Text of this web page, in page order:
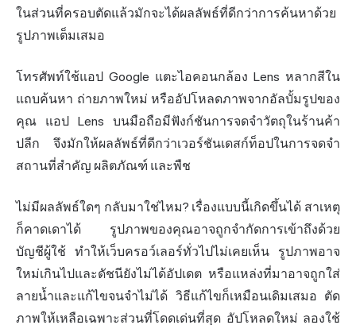
ในส่วนที่ครอบตัดแล้วมักจะได้ผลลัพธ์ที่ดีกว่าการค้นหาด้วย
รูปภาพเต็มเสมอ
โทรศัพท์ใช้แอป Google แตะไอคอนกล้อง Lens หลากสีใน
แถบค้นหา ถ่ายภาพใหม่ หรืออัปโหลดภาพจากอัลบั้มรูปของ
คุณ แอป Lens บนมือถือมีฟังก์ชันการจดจำวัตถุในร้านค้า
ปลีก จึงมักให้ผลลัพธ์ที่ดีกว่าเวอร์ชันเดสก์ท็อปในการจดจำ
สถานที่สำคัญ ผลิตภัณฑ์ และพืช
ไม่มีผลลัพธ์ใดๆ กลับมาใช่ไหม? เรื่องแบบนี้เกิดขึ้นได้ สาเหตุ
ก็คาดเดาได้ รูปภาพของคุณอาจถูกจำกัดการเข้าถึงด้วย
บัญชีผู้ใช้ ทำให้เว็บครอว์เลอร์ทั่วไปไม่เคยเห็น รูปภาพอาจ
ใหม่เกินไปและดัชนียังไม่ได้อัปเดต หรือแหล่งที่มาอาจถูกใส่
ลายน้ำและแก้ไขจนจำไม่ได้ วิธีแก้ไขก็เหมือนเดิมเสมอ ตัด
ภาพให้เหลือเฉพาะส่วนที่โดดเด่นที่สุด อัปโหลดใหม่ ลองใช้